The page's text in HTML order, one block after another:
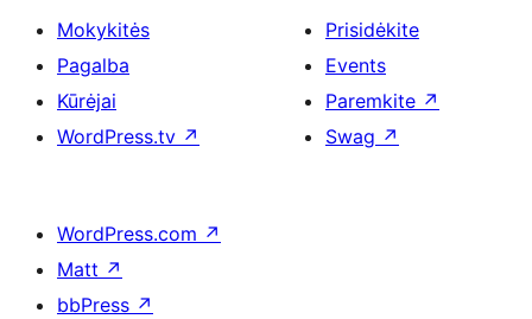
Mokykitės
Pagalba
Kūrėjai
WordPress.tv ↗
Prisidėkite
Events
Paremkite ↗
Swag ↗
WordPress.com ↗
Matt ↗
bbPress ↗